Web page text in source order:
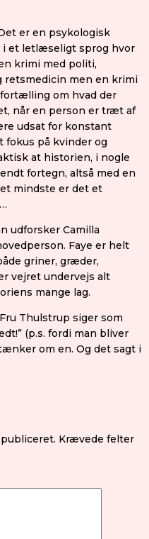
er en psykologisk
i et letlæseligt sprog hvor
krimi med politi,
retsmedicin men en krimi
om hvad der
når en person er træt af
udsat for konstant
fokus på kvinder og
at historien, i nogle
fortegn, altså med en
mindste er det et
udforsker Camilla
Faye er helt
griner, græder,
vejret undervejs alt
mange lag.
Thulstrup siger som
(p.s. fordi man bliver
om en. Og det sagt i
Krævede felter